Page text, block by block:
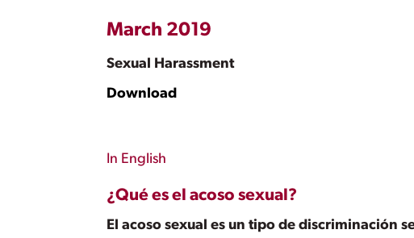
March 2019
Sexual Harassment
Download
In English
¿Qué es el acoso sexual?
El acoso sexual es un tipo de discriminación